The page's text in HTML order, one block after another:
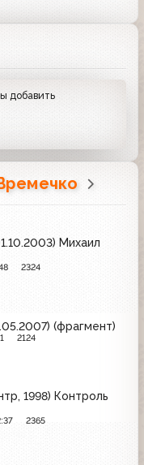
добавить
Михаил
2324
(фрагмент)
2124
1998) Контроль
2365